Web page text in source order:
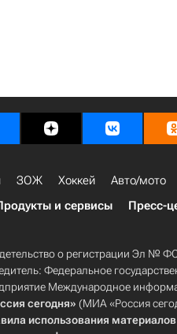
ЗОЖ Хоккей Авто/мото
и сервисы Пресс-
о регистрации Эл №
Федеральное
Международное
сегодня» (МИА «Россия
использования материалов